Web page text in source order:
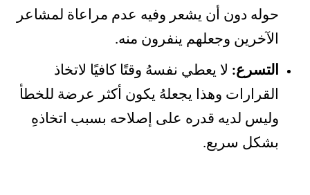
حوله دون أن يشعر وفيه عدم مراعاة لمشاعر
الآخرين وجعلهم ينفرون منه.
التسرع: لا يعطي نفسهُ وقتًا كافيًا لاتخاذ
القرارات وهذا يجعلهُ يكون أكثر عرضة للخطأ
وليس لديه قدره على إصلاحه بسبب اتخاذهِ
بشكل سريع.